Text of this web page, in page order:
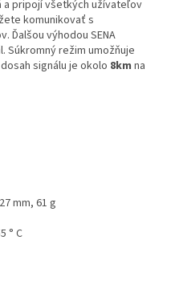
a pripojí všetkých užívateľov
komunikovať s
Ďalšou výhodou SENA
Súkromný režim umožňuje
signálu je okolo 8km na
mm, 61 g
° C